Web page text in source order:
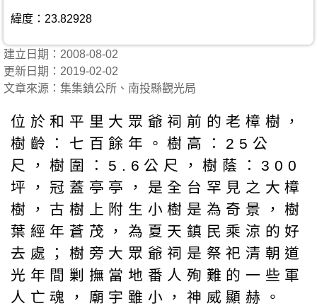
緯度：23.82928
建立日期：2008-08-02
更新日期：2019-02-02
文章來源：集集鎮公所、南投縣觀光局
位於和平里大眾爺祠前的老樟樹，
樹齡：七百餘年。樹高：25公
尺，樹圍：5.6公尺，樹蔭：300
坪，冠蓋亭亭，是全台罕見之大樟
樹，古樹上附生小樹是為奇景，樹
葉經年蒼茂，為夏天鎮民乘涼的好
去處；樹旁大眾爺祠是祭祀清朝道
光年間剿撫當地番人殉難的一些軍
人亡魂，廟宇雖小，神威顯赫。